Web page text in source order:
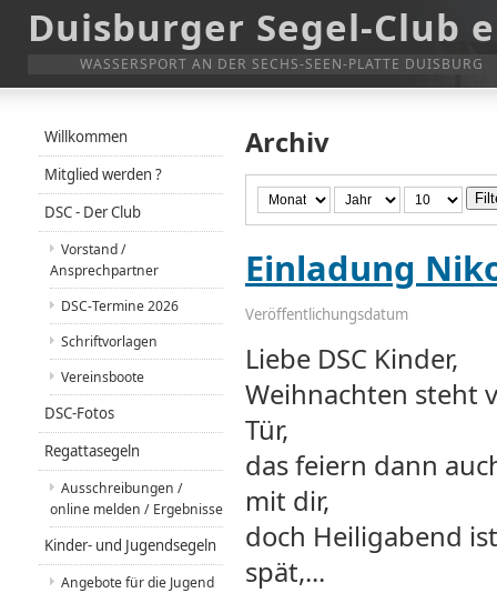
Duisburger Segel-Club
WASSERSPORT AN DER SECHS-SEEN-PLATTE DUISBURG
Archiv
Einladung
Veröffentlichungsdatum
Liebe DSC Kinder,
Weihnachten steht
Tür,
das feiern dann
mit dir,
doch Heiligabend
spät,...
Willkommen
Mitglied werden ?
DSC - Der Club
Vorstand /
Ansprechpartner
DSC-Termine 2026
Schriftvorlagen
Vereinsboote
DSC-Fotos
Regattasegeln
Ausschreibungen /
online melden / Ergebnisse
Kinder- und Jugendsegeln
Angebote für die Jugend